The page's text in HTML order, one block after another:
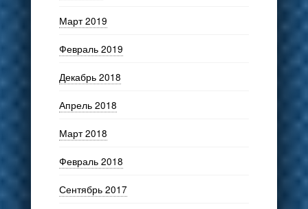
Март 2019
Февраль 2019
Декабрь 2018
Апрель 2018
Март 2018
Февраль 2018
Сентябрь 2017